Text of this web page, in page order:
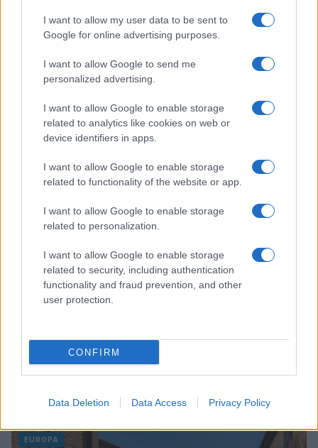
I want to allow my user data to be sent to
Google for online advertising purposes.
I want to allow Google to send me
personalized advertising.
I want to allow Google to enable storage
related to analytics like cookies on web or
device identifiers in apps.
I want to allow Google to enable storage
related to functionality of the website or app.
I want to allow Google to enable storage
related to personalization.
I want to allow Google to enable storage
related to security, including authentication
functionality and fraud prevention, and other
user protection.
CONFIRM
Data Deletion Data Access Privacy Policy
Sigue leyendo
EUROPA
Descubre Lekeitio, el pueblo vasco con historia real y
Diego Herrera · 8 Ago 2026
EUROPA